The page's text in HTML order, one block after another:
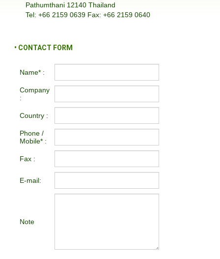
Pathumthani 12140 Thailand
Tel: +66 2159 0639 Fax: +66 2159 0640
• CONTACT FORM
Name* :
Company
:
Country :
Phone /
Mobile* :
Fax :
E-mail:
Note